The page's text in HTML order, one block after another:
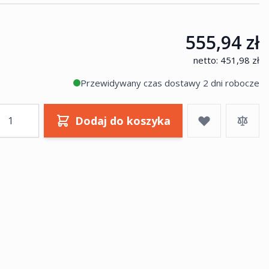
555,94 zł
netto: 451,98 zł
Przewidywany czas dostawy 2 dni robocze
Dodaj do koszyka